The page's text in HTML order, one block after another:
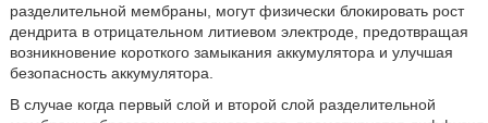
разделительной мембраны, могут физически блокировать рост
дендрита в отрицательном литиевом электроде, предотвращая
возникновение короткого замыкания аккумулятора и улучшая
безопасность аккумулятора.
В случае когда первый слой и второй слой разделительной